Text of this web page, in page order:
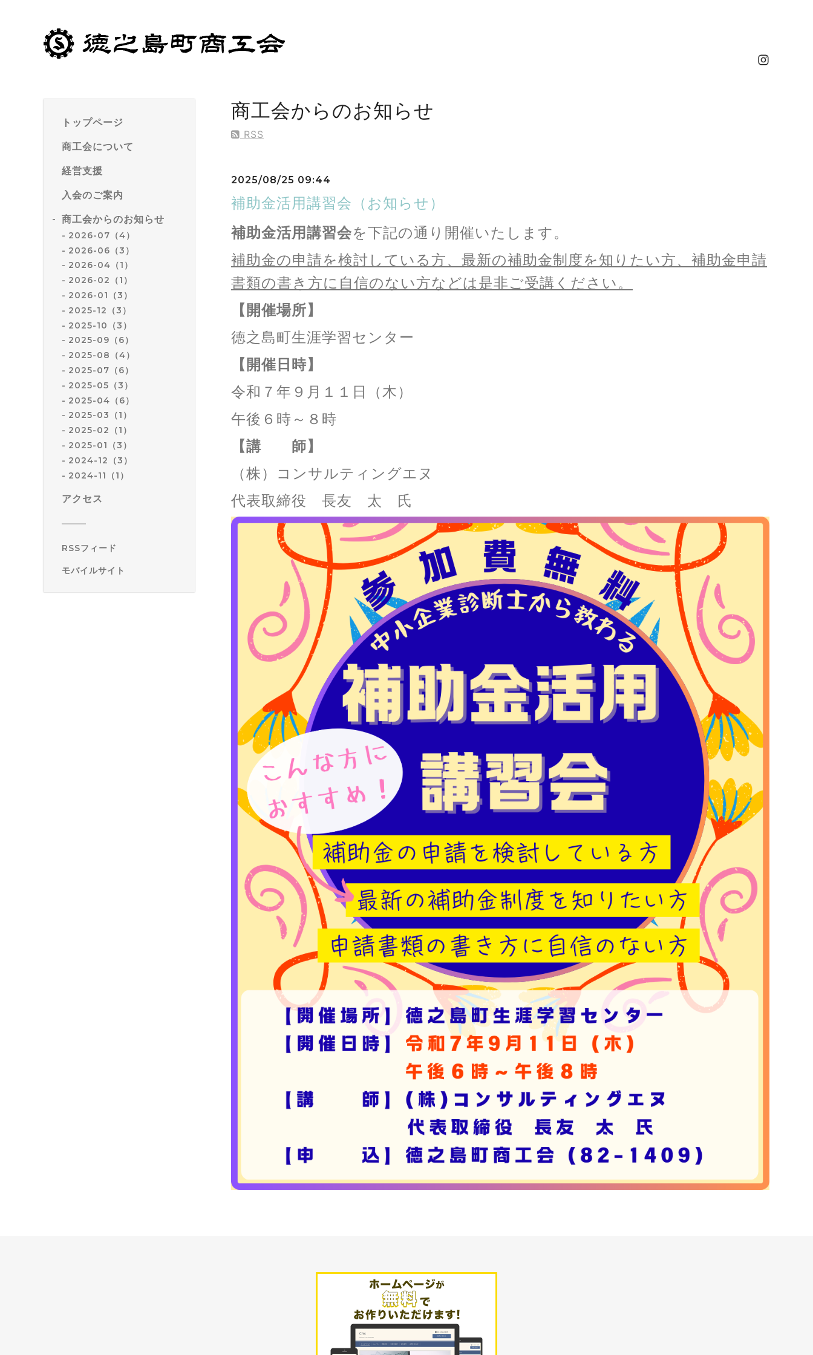
トップページ
商工会について
経営支援
入会のご案内
商工会からのお知らせ
2026-07（4）
2026-06（3）
2026-04（1）
2026-02（1）
2026-01（3）
2025-12（3）
2025-10（3）
2025-09（6）
2025-08（4）
2025-07（6）
2025-05（3）
2025-04（6）
2025-03（1）
2025-02（1）
2025-01（3）
2024-12（3）
2024-11（1）
アクセス
RSSフィード
モバイルサイト
商工会からのお知らせ
RSS
2025/08/25 09:44
補助金活用講習会（お知らせ）
補助金活用講習会を下記の通り開催いたします。
補助金の申請を検討している方、最新の補助金制度を知りたい方、補助金申請
書類の書き方に自信のない方などは是非ご受講ください。
【開催場所】
徳之島町生涯学習センター
【開催日時】
令和７年９月１１日（木）
午後６時～８時
【講 師】
（株）コンサルティングエヌ
代表取締役 長友 太 氏